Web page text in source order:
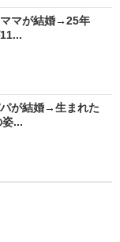
ママが結婚→25年
が結婚→生まれた
...